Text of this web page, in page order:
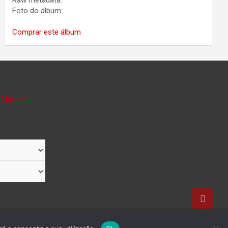
Foto do álbum:
Comprar este álbum